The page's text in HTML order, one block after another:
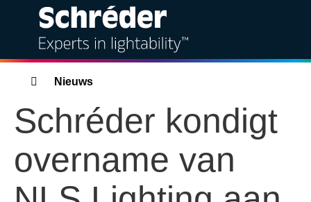
Oplossingen
Producten
Diensten
Duurzaamheid
Breadcrumbs
Nieuws
Schréder kondigt
overname van